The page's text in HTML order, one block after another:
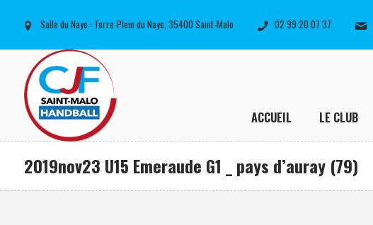
Salle du Naye : Terre-Plein du Naye, 35400 Saint-Malo 02 99 20 07 37
ACCUEIL LE CLUB
2019nov23 U15 Emeraude G1 _ pays d’auray (79)